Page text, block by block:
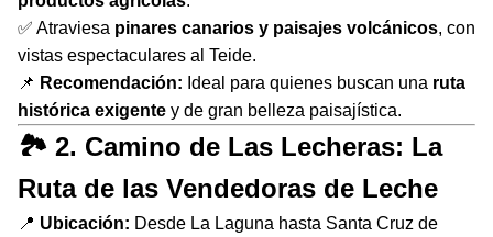
✅ Atraviesa pinares canarios y paisajes volcánicos, con
vistas espectaculares al Teide.
📌 Recomendación: Ideal para quienes buscan una ruta
histórica exigente y de gran belleza paisajística.
🏞 2. Camino de Las Lecheras: La
Ruta de las Vendedoras de Leche
📍 Ubicación: Desde La Laguna hasta Santa Cruz de